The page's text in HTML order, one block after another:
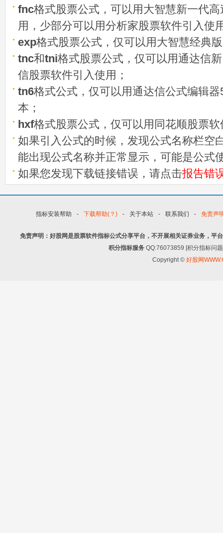
fnc格式股票公式，可以用大智慧新一代
用，少部分可以用分析家股票软件引入使
exp格式股票公式，仅可以用大智慧经典
tnc和tni格式股票公式，仅可以用通达信
信股票软件引入使用；
tn6格式公式，仅可以用通达信公式编辑
本；
hxf格式股票公式，仅可以用同花顺股票
如果引入公式的时候，发现公式名称栏空
能出现公式名称并正常显示，可能是公式
如果您发现下载链接错误，请点击报告错
指标安装帮助 - 下载帮助(？) - 关于本站 - 联系我们 - 免责声
免责声明：好股网是股票软件指标公式分享平台，不开展相关证券业务，平
积分指标服务 QQ:76073859 [积分指标问
Copyright © 好股网